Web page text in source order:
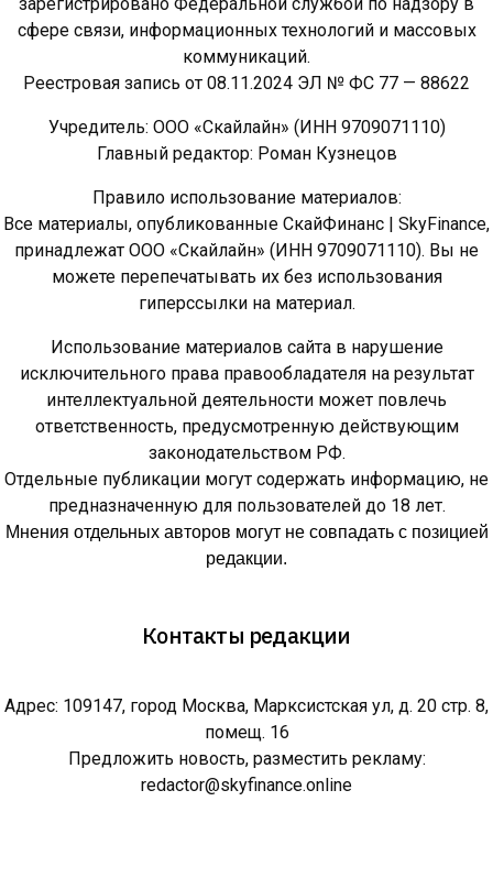
сфере связи, информационных технологий и массовых
коммуникаций.
Реестровая запись от 08.11.2024 ЭЛ № ФС 77 — 88622
Учредитель: ООО «Скайлайн» (ИНН 9709071110)
Главный редактор: Роман Кузнецов
Правило использование материалов:
Все материалы, опубликованные СкайФинанс | SkyFinance,
принадлежат ООО «Скайлайн» (ИНН 9709071110). Вы не
можете перепечатывать их без использования
гиперссылки на материал.
Использование материалов сайта в нарушение
исключительного права правообладателя на результат
интеллектуальной деятельности может повлечь
ответственность, предусмотренную действующим
законодательством РФ.
Отдельные публикации могут содержать информацию, не
предназначенную для пользователей до 18 лет.
Мнения отдельных авторов могут не совпадать с позицией
редакции.
Контакты редакции
Адрес: 109147, город Москва, Марксистская ул, д. 20 стр. 8,
помещ. 16
Предложить новость, разместить рекламу:
redactor@skyfinance.online